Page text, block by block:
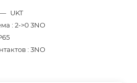
— UKT
: 2->0 3NO
: 3NO